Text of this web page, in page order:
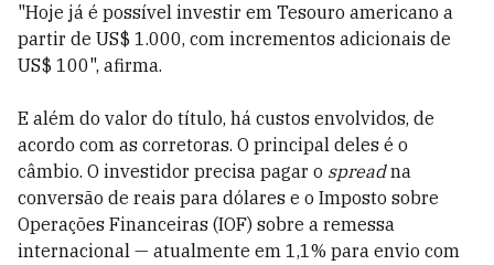
"Hoje já é possível investir em Tesouro americano a
partir de US$ 1.000, com incrementos adicionais de
US$ 100", afirma.
E além do valor do título, há custos envolvidos, de
acordo com as corretoras. O principal deles é o
câmbio. O investidor precisa pagar o spreadna
conversão de reais para dólares e o Imposto sobre
Operações Financeiras (IOF) sobre a remessa
internacional — atualmente em 1,1% para envio com